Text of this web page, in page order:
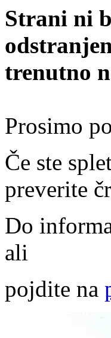
Strani ni
trenutno
Prosimo
Če ste
preverite
Do
ali
pojdite na